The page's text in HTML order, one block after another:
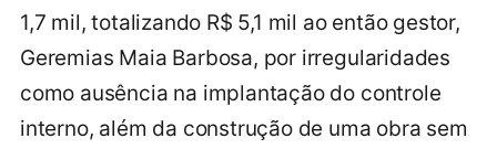
1,7 mil, totalizando R$ 5,1 mil ao então gestor,
Geremias Maia Barbosa, por irregularidades
como ausência na implantação do controle
interno, além da construção de uma obra sem